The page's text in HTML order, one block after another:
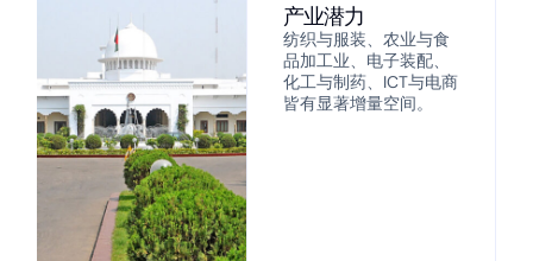
产业潜力
纺织与服装、农业与食
品加工业、电子装配、
化工与制药、ICT与电商
皆有显著增量空间。